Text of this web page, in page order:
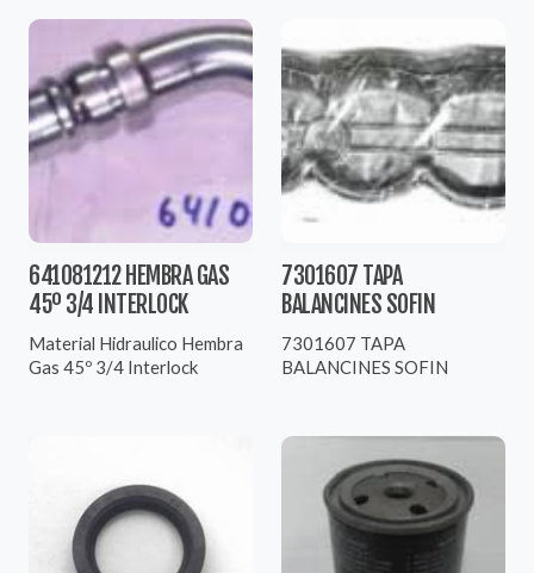
641081212 HEMBRA GAS
45º 3/4 INTERLOCK
Material Hidraulico Hembra
Gas 45º 3/4 Interlock
7301607 TAPA
BALANCINES SOFIN
7301607 TAPA
BALANCINES SOFIN